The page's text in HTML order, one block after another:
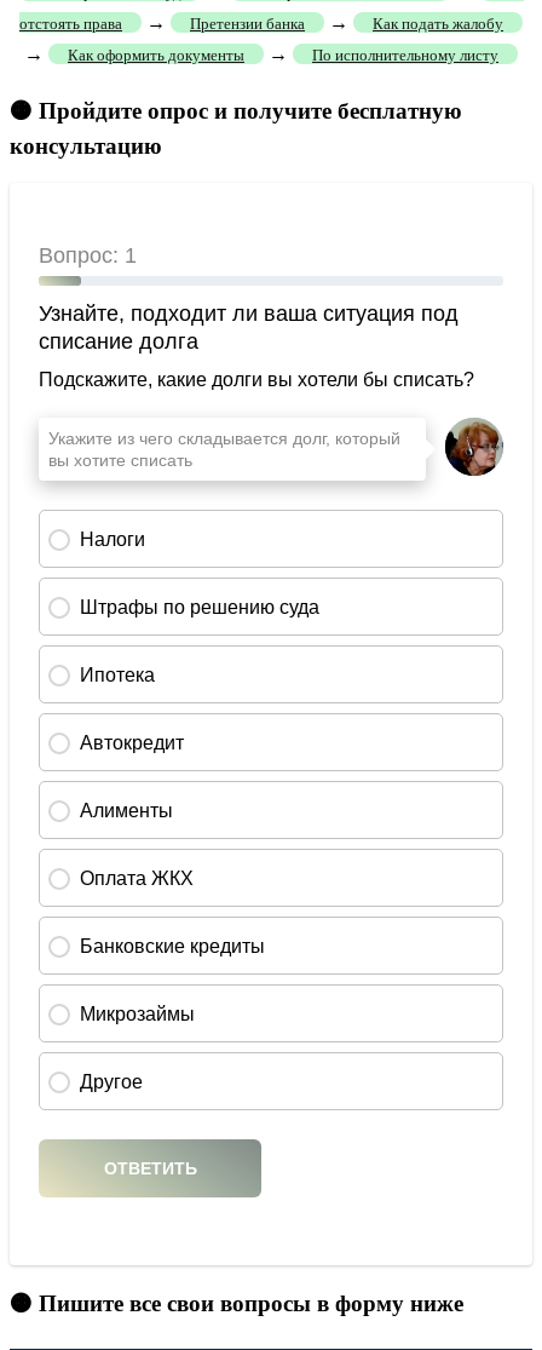
отстоять права
→ Претензии банка → Как подать жалобу
→ Как оформить документы → По исполнительному листу
🟠 Пройдите опрос и получите бесплатную
консультацию
🟠 Пишите все свои вопросы в форму ниже